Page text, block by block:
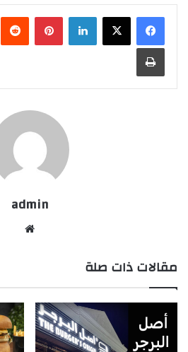
لينكدإن بينتيريست
طباعة
admin
مقالات ذات صلة